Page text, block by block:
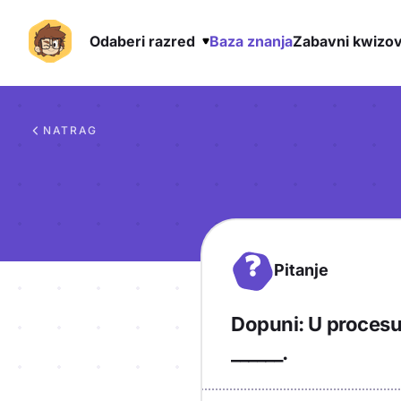
Odaberi razred Baza znanjaZabavni
NATRAG
? Pitanje
Dopuni: U
______.